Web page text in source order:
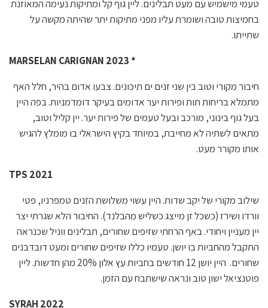
טעמי מישמיש עם מעט תבלינים. ליין גוף קל ומתיקות נעימה המאוזנת
בחמיצות טובה ושומרת עליו מפני מתיקות יתר שהיתה מקשה על
שתייתו.
MARSELAN CARIGNAN 2023*
חיבור מקורי וטוב בין שני זנים ים תיכונים. צבעו אדום בהיר, חלל האף
מתמלא בריחות תות ופירות יער אדומים בעיקר דומדמניות. בפה היין
בעל גוף בינוני, מורכב ובעל טעמים של פירות יער. יין קליל וטוב,
מתאים לשתיה לא מחייבת, במיוחד בקיץ הישראלי בו מומלץ להגיש
אותו מקורר מעט.
TPS 2021
שילוב מקורי של יקב שדות. היין עשוי משלושת הזנים טמפרניו, פטי
וורדו ושירז (כשכל זן מייצג כשליש מהבלנד). החיבור הלא שגרתי יצר
יין מעניין ויחודי. באף הרחתי שזיפים שחורים, תבלינים ווניל שכנראה
התקבל מהחביות בו יושן. טעמיו כללו שזיפים שחורים ומעט דובדבנים
שחורים. היין יושן 12 חודשים בחביות עץ אלון 20% מהן חדשות. ליין
פוטנציאל ישון טוב ונראה שישתבח עם הזמן.
SYRAH 2022